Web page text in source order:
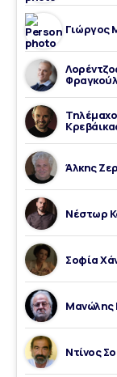
Γιώργος
Άλκης
Νέστωρ
Σοφία
Μανώλης
Ντίνος